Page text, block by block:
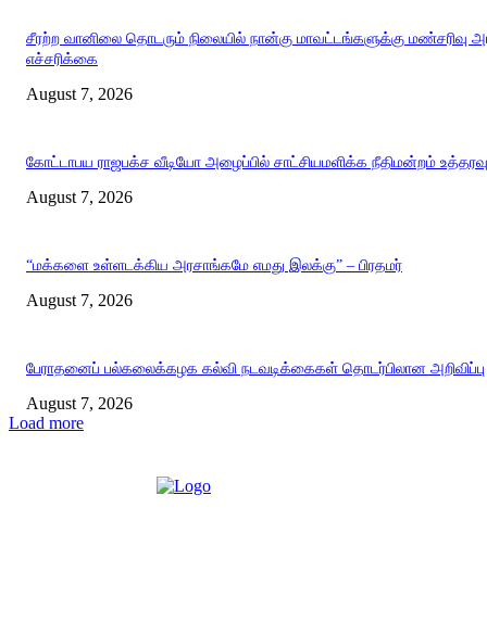
சீரற்ற வானிலை தொடரும் நிலையில் நான்கு மாவட்டங்களுக்கு மண்சரிவு
எச்சரிக்கை
August 7, 2026
கோட்டாபய ராஜபக்ச வீடியோ அழைப்பில் சாட்சியமளிக்க நீதிமன்றம் உத்தரவு
August 7, 2026
“மக்களை உள்ளடக்கிய அரசாங்கமே எமது இலக்கு” – பிரதமர்
August 7, 2026
பேராதனைப் பல்கலைக்கழக கல்வி நடவடிக்கைகள் தொடர்பிலான அறிவிப்பு
August 7, 2026
Load more